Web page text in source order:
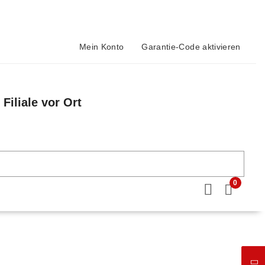
Mein Konto Garantie-Code aktivieren
Filiale vor Ort
0